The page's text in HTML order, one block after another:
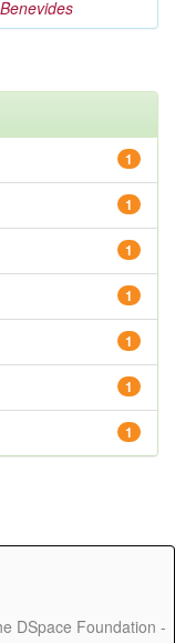
Benevides
1
1
1
1
1
1
1
DSpace Foundation -